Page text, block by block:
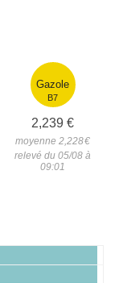
Gazole
B7
2,239 €
moyenne 2,228€
relevé du 05/08 à
09:01